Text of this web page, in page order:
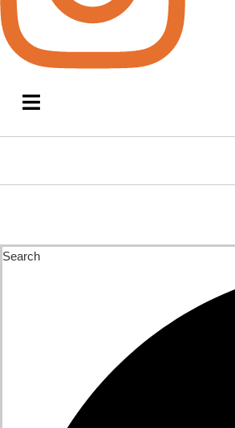
Search